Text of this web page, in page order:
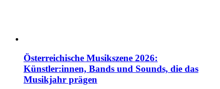
Österreichische Musikszene 2026:
Künstler:innen, Bands und Sounds, die das
Musikjahr prägen